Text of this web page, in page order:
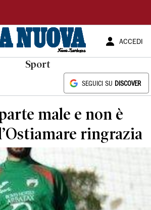
ACCEDI
Sport
SEGUICI SU DISCOVER
male e non è
ringrazia